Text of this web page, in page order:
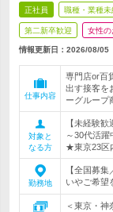
正社員 職種・業種未
第二新卒歓迎 女性の
情報更新日：2026/08/05
仕事内容
専門店or百
出す接客を
ーグループ
対象と
なる方
【未経験
～30代活
★東京23区
勤務地
【全国募
いやご希望
＜東京・